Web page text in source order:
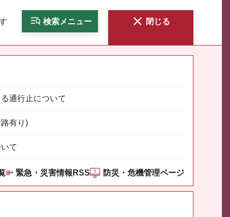
検索メニュー 閉じる
通行止について
有り)
て
緊急・災害情報RSS 防災・危機管理ページ